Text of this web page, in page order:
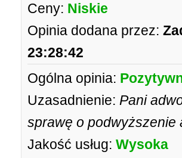
Ceny: Niskie
Opinia dodana przez:
23:28:42
Ogólna opinia:
Uzasadnienie: Pani
sprawę o podwyższenie
Jakość usług: Wysoka